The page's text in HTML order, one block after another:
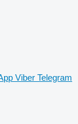
Viber Telegram